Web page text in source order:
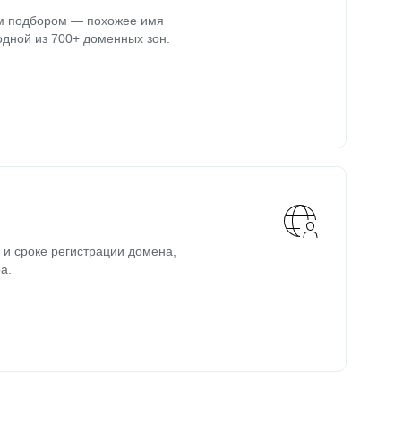
подбором — похожее имя
из 700+ доменных зон.
сроке регистрации домена,